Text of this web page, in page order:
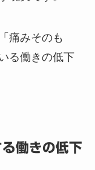
痛みそのも
る働きの低下
働きの低下